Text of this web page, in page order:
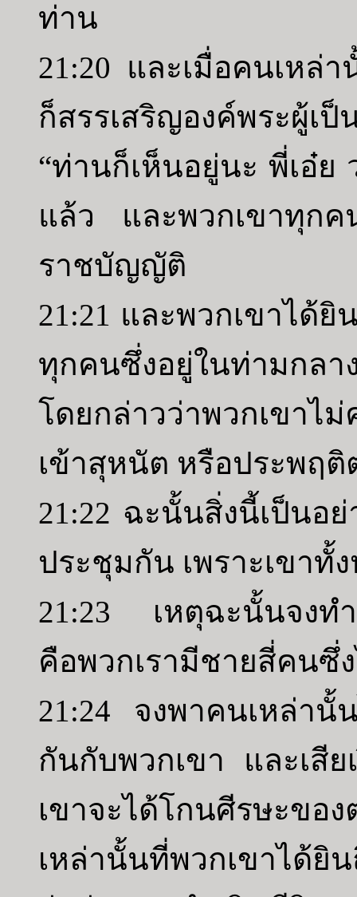
ท่าน
21:20 และเมื่อคนเหล่
ก็สรรเสริญองค์พระผู้
“ท่านก็เห็นอยู่นะ พี่เอ๋
แล้ว และพวกเขาทุกค
ราชบัญญัติ
21:21 และพวกเขาได้
ทุกคนซึ่งอยู่ในท่ามกลา
โดยกล่าวว่าพวกเขาไ
เข้าสุหนัต หรือประพฤ
21:22 ฉะนั้นสิ่งนี้เป็นอ
ประชุมกัน เพราะเขาทั้
21:23 เหตุฉะนั้นจงทำ
คือพวกเรามีชายสี่คน
21:24 จงพาคนเหล่านั้
กันกับพวกเขา และเสี
เขาจะได้โกนศีรษะข
เหล่านั้นที่พวกเขาได้